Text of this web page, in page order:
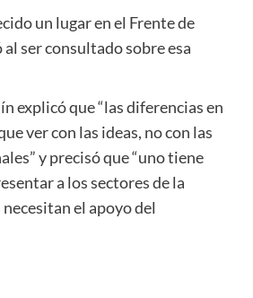
un lugar en el Frente de
al ser consultado sobre esa
explicó que “las diferencias en
ver con las ideas, no con las
y precisó que “uno tiene
a los sectores de la
el apoyo del